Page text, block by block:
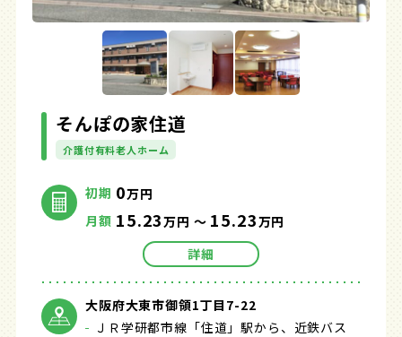
そんぽの家住道
介護付有料老人ホーム
初期 0万円
月額 15.23万円 ～ 15.23万円
詳細
大阪府大東市御領1丁目7-22
ＪＲ学研都市線「住道」駅から、近鉄バス